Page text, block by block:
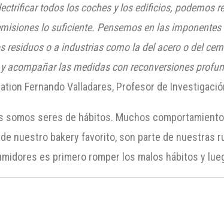
todos los coches y los edificios, podemos
lo suficiente. Pensemos en las
residuos o a industrias como la del acero o del
acompañar las medidas con reconversiones
Fernando Valladares, Profesor de
somos seres de hábitos. Muchos
nuestro bakery favorito, son parte de nuestras
es primero romper los malos hábitos y